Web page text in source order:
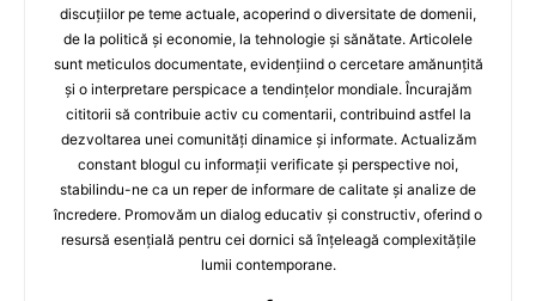
discuțiilor pe teme actuale, acoperind o diversitate de domenii,
de la politică și economie, la tehnologie și sănătate. Articolele
sunt meticulos documentate, evidențiind o cercetare amănunțită
și o interpretare perspicace a tendințelor mondiale. Încurajăm
cititorii să contribuie activ cu comentarii, contribuind astfel la
dezvoltarea unei comunități dinamice și informate. Actualizăm
constant blogul cu informații verificate și perspective noi,
stabilindu-ne ca un reper de informare de calitate și analize de
încredere. Promovăm un dialog educativ și constructiv, oferind o
resursă esențială pentru cei dornici să înțeleagă complexitățile
lumii contemporane.